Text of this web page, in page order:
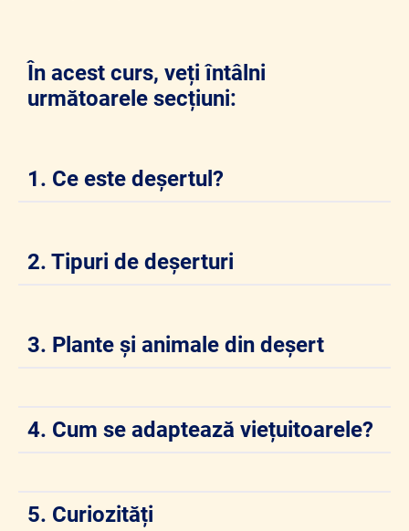
În acest curs, veți întâlni
următoarele secțiuni:
1. Ce este deșertul?
2. Tipuri de deșerturi
3. Plante și animale din deșert
4. Cum se adaptează viețuitoarele?
5. Curiozități